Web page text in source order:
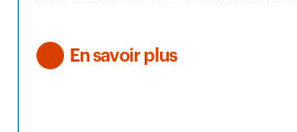
En savoir plus